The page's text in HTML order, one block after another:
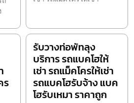
ร
รับวางท่อพัทลุง
บริการ รถแบคโฮให้
เช่า รถแม็คโครให้เช่า
รถแบคโฮรับจ้าง แบค
โฮรับเหมา ราคาถูก